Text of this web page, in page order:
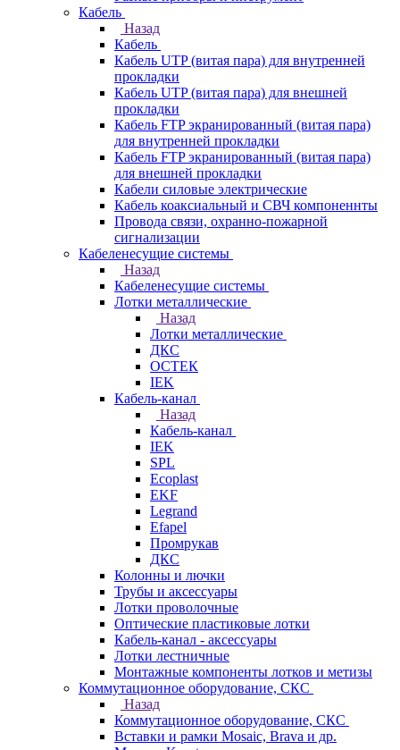
Кабель
Назад
Кабель
Кабель UTP (витая пара) для внутренней
прокладки
Кабель UTP (витая пара) для внешней
прокладки
Кабель FTP экранированный (витая пара)
для внутренней прокладки
Кабель FTP экранированный (витая пара)
для внешней прокладки
Кабели силовые электрические
Кабель коаксиальный и СВЧ компоненнты
Провода связи, охранно-пожарной
сигнализации
Кабеленесущие системы
Назад
Кабеленесущие системы
Лотки металлические
Назад
Лотки металлические
ДКС
ОСТЕК
IEK
Кабель-канал
Назад
Кабель-канал
IEK
SPL
Ecoplast
EKF
Legrand
Efapel
Промрукав
ДКС
Колонны и лючки
Трубы и аксессуары
Лотки проволочные
Оптические пластиковые лотки
Кабель-канал - аксессуары
Лотки лестничные
Монтажные компоненты лотков и метизы
Коммутационное оборудование, СКС
Назад
Коммутационное оборудование, СКС
Вставки и рамки Mosaic, Brava и др.